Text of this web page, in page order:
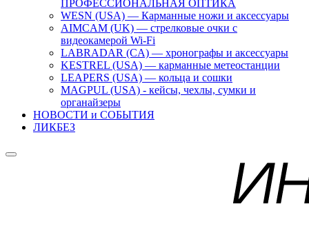
ПРОФЕССИОНАЛЬНАЯ ОПТИКА
WESN (USA) — Карманные ножи и аксессуары
AIMCAM (UK) — стрелковые очки с
видеокамерой Wi-Fi
LABRADAR (CA) — хронографы и аксессуары
KESTREL (USA) — карманные метеостанции
LEAPERS (USA) — кольца и сошки
MAGPUL (USA) - кейсы, чехлы, сумки и
органайзеры
НОВОСТИ и СОБЫТИЯ
ЛИКБЕЗ